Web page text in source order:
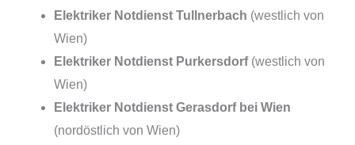
Elektriker Notdienst Tullnerbach (westlich von
Wien)
Elektriker Notdienst Purkersdorf(westlich von
Wien)
Elektriker Notdienst Gerasdorf bei Wien
(nordöstlich von Wien)